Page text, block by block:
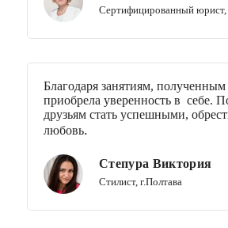
Сертифицированный юрист,
Благодаря занятиям,
приобрела уверенность в себе.
друзьям стать успешными,
любовь.
Степура Виктория
Стилист, г.Полтава